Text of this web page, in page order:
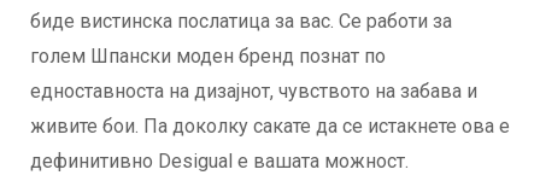
биде вистинска послатица за вас. Се работи за
голем Шпански моден бренд познат по
едноставноста на дизајнот, чувството на забава и
живите бои. Па доколку сакате да се истакнете ова е
дефинитивно Desigual е вашата можност.